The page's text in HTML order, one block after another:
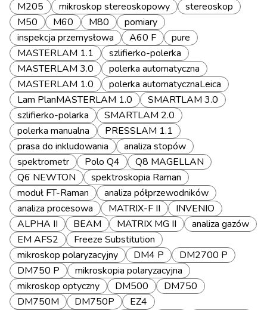
M205
mikroskop stereoskopowy
stereoskop
M50
M60 M80
pomiary
inspekcja przemysłowa
A60 F
pure
MASTERLAM 1.1
szlifierko-polerka
MASTERLAM 3.0
polerka automatyczna
MASTERLAM 1.0
polerka automatycznaLeica
Lam PlanMASTERLAM 1.0
SMARTLAM 3.0
szlifierko-polarka
SMARTLAM 2.0
polerka manualna
PRESSLAM 1.1
prasa do inkludowania
analiza stopów
spektrometr
Polo Q4
Q8 MAGELLAN
Q6 NEWTON
spektroskopia Raman
moduł FT-Raman
analiza półprzewodników
analiza procesowa
MATRIX-F II
INVENIO
ALPHA II
BEAM MATRIX MG II
analiza gazów
EM AFS2
Freeze Substitution
mikroskop polaryzacyjny
DM4 P
DM2700 P
DM750 P
mikroskopia polaryzacyjna
mikroskop optyczny
DM500
DM750
DM750M
DM750P
EZ4